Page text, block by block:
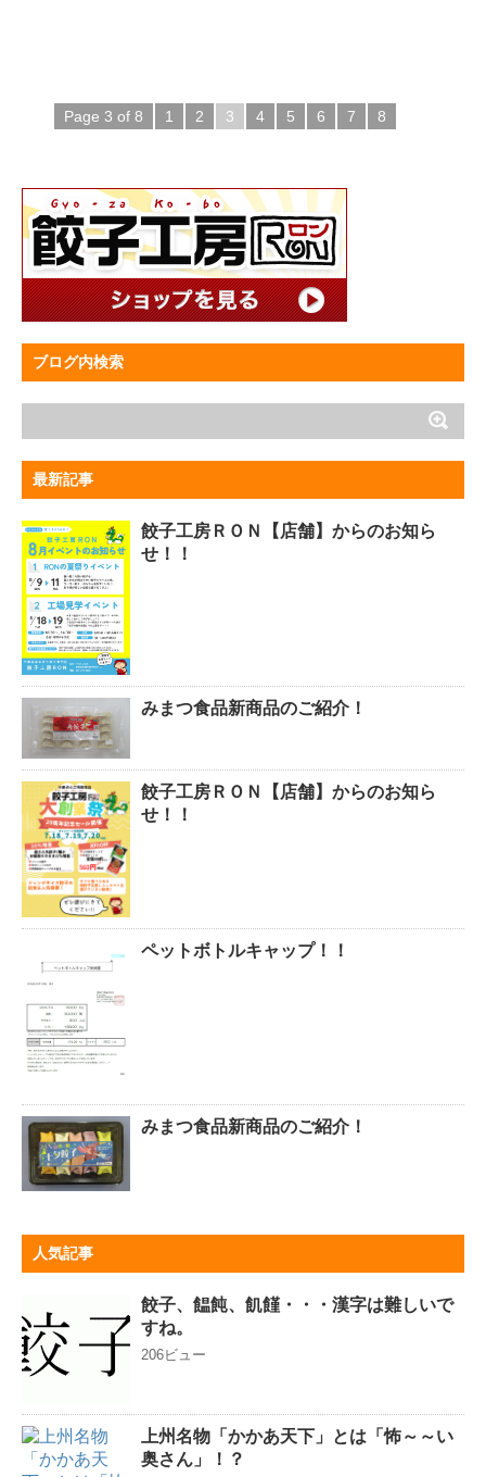
Page 3 of 8 1 2 3 4 5 6 7 8
ブログ内検索
最新記事
餃子工房ＲＯＮ【店舗】からのお知ら
せ！！
みまつ食品新商品のご紹介！
餃子工房ＲＯＮ【店舗】からのお知ら
せ！！
ペットボトルキャップ！！
みまつ食品新商品のご紹介！
人気記事
餃子、饂飩、飢饉・・・漢字は難しいで
すね。
206ビュー
上州名物「かかあ天下」とは「怖～～い
奥さん」！？